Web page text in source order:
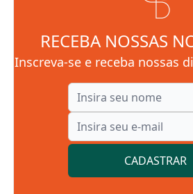
RECEBA NOSSAS
Inscreva-se e receba nossas
CADASTRAR